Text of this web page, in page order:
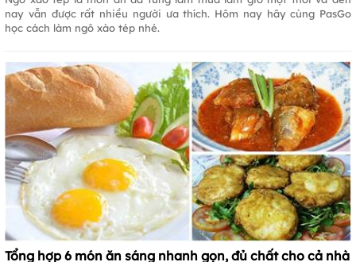
nay vẫn được rất nhiều người ưa thích. Hôm nay hãy cùng PasGo
học cách làm ngô xào tép nhé.
Tổng hợp 6 món ăn sáng nhanh gọn, đủ chất cho cả nhà